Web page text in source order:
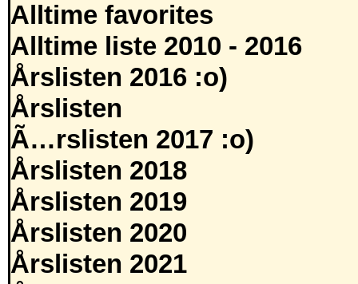
Alltime favorites
Alltime liste 2010 - 2016
Årslisten 2016 :o)
Årslisten
Ã…rslisten 2017 :o)
Årslisten 2018
Årslisten 2019
Årslisten 2020
Årslisten 2021